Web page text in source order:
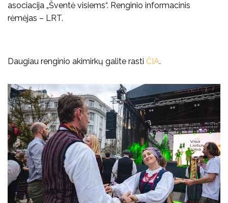
asociacija „Šventė visiems“. Renginio informacinis
rėmėjas – LRT.
Daugiau renginio akimirkų galite rasti ČIA.